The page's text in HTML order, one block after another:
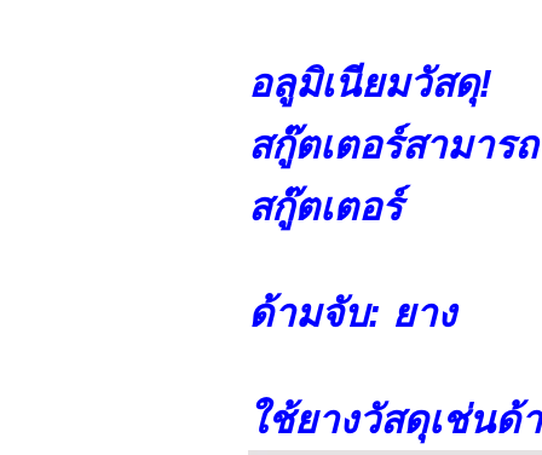
อลูมิเนียมวัสดุ!
สกู๊ตเตอร์สามาร
สกู๊ตเตอร์
ด้ามจับ: ยาง
ใช้ยางวัสดุเช่น